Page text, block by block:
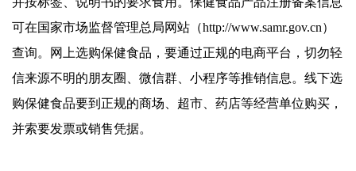
可在国家市场监督管理总局网站（http://www.samr.gov.cn）
查询。网上选购保健食品，要通过正规的电商平台，切勿轻
信来源不明的朋友圈、微信群、小程序等推销信息。线下选
购保健食品要到正规的商场、超市、药店等经营单位购买，
并索要发票或销售凭据。